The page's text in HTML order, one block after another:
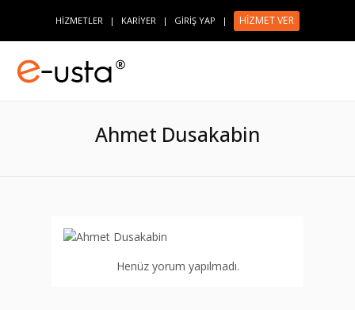
HİZMETLER | KARİYER | GİRİŞ YAP | HİZMET VER
Ahmet Dusakabin
Henüz yorum yapılmadı.